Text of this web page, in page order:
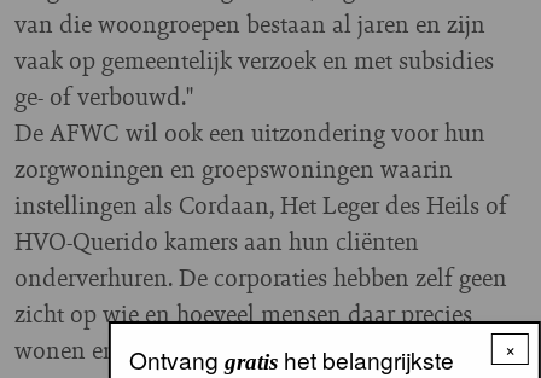
van die woongroepen bestaan al jaren en zijn
vaak op gemeentelijk verzoek en met subsidies
ge- of verbouwd."
De AFWC wil ook een uitzondering voor hun
zorgwoningen en groepswoningen waarin
instellingen als Cordaan, Het Leger des Heils of
HVO-Querido kamers aan hun cliënten
onderverhuren. De corporaties hebben zelf geen
zicht op wie en hoeveel mensen daar precies
wonen en of ze daar staan ingeschreven.
×
Ontvang gratishet belangrijkste